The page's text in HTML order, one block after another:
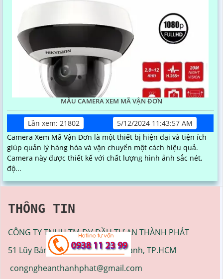
MẪU CAMERA XEM MÃ VẬN ĐƠN
Lần xem: 21802
5/12/2024 11:43:57 AM
Camera Xem Mã Vận Đơn là một thiết bị hiện đại và tiện ích
giúp quản lý hàng hóa và vận chuyển một cách hiệu quả.
Camera này được thiết kế với chất lượng hình ảnh sắc nét,
độ...
THÔNG TIN
CÔNG TY TNHH TM-DV ĐẦU TƯ AN THÀNH PHÁT
51 Lũy Bán Bích, Phường Phú Thạnh, TP.HCM
congngheanthanhphat@gmail.com